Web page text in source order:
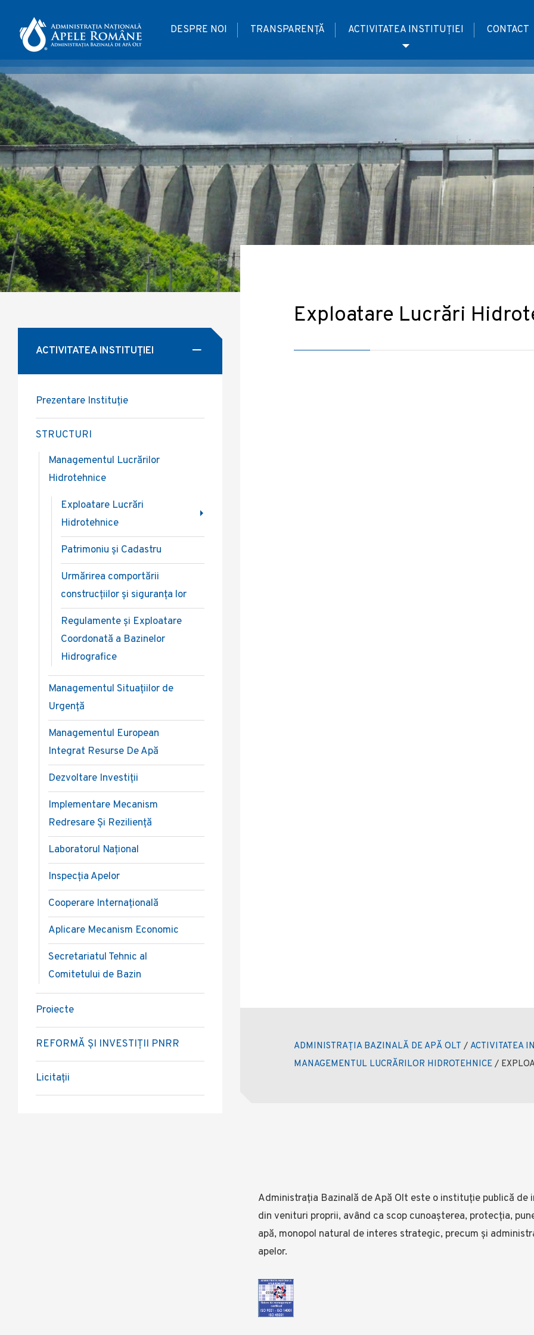
DESPRE NOI TRANSPARENȚĂ ACTIVITATEA INSTITUȚIEI CONTACT
Exploatare Lucrări
ADMINISTRAȚIA BAZINALĂ DE APĂ OLT / ACTIVITATEA
MANAGEMENTUL LUCRĂRILOR HIDROTEHNICE /
ACTIVITATEA INSTITUȚIEI
Prezentare Instituție
STRUCTURI
Managementul Lucrărilor
Hidrotehnice
Exploatare Lucrări
Hidrotehnice
Patrimoniu și Cadastru
Urmărirea comportării
construcțiilor și siguranța lor
Regulamente și Exploatare
Coordonată a Bazinelor
Hidrografice
Managementul Situațiilor de
Urgență
Managementul European
Integrat Resurse De Apă
Dezvoltare Investiții
Implementare Mecanism
Redresare Și Reziliență
Laboratorul Național
Inspecția Apelor
Cooperare Internațională
Aplicare Mecanism Economic
Secretariatul Tehnic al
Comitetului de Bazin
Proiecte
REFORMĂ ȘI INVESTIȚII PNRR
Licitații
Administrația Bazinală de Apă Olt este o instituție publică
din venituri proprii, având ca scop cunoașterea, protecția,
apă, monopol natural de interes strategic, precum și
apelor.